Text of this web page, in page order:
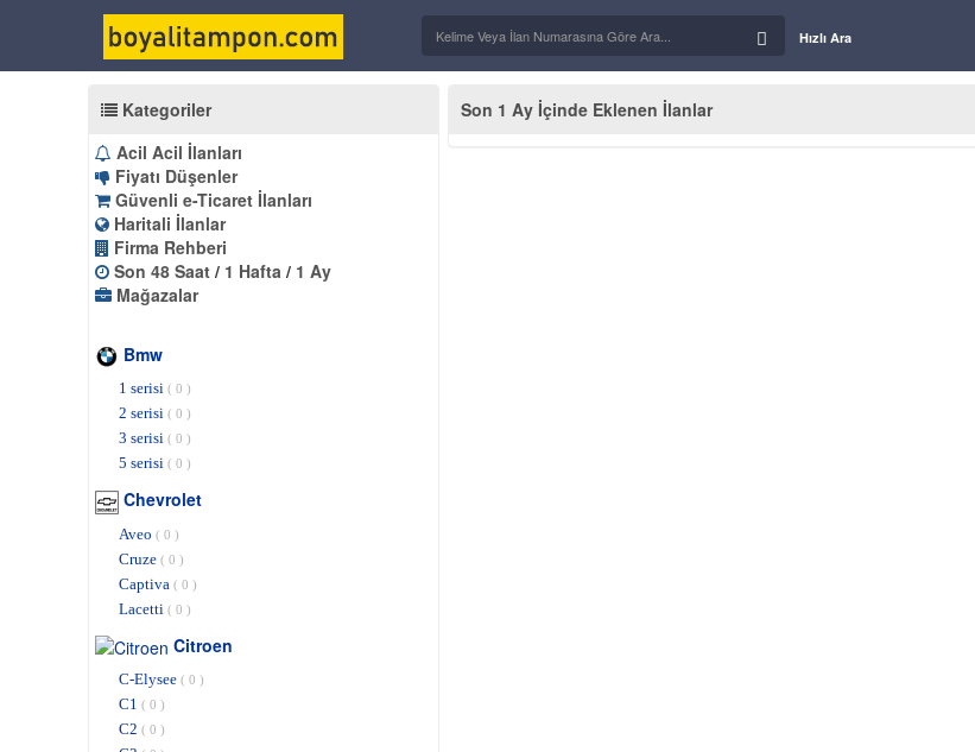
Hızlı Ara
Kategoriler
Acil Acil İlanları
Fiyatı Düşenler
Güvenli e-Ticaret İlanları
Haritali İlanlar
Firma Rehberi
Son 48 Saat / 1 Hafta / 1 Ay
Mağazalar
Bmw
1 serisi ( 0 )
2 serisi ( 0 )
3 serisi ( 0 )
5 serisi ( 0 )
Chevrolet
Aveo ( 0 )
Cruze ( 0 )
Captiva ( 0 )
Lacetti ( 0 )
Citroen
C-Elysee ( 0 )
C1 ( 0 )
C2 ( 0 )
Son 1 Ay İçinde Eklenen İlanlar